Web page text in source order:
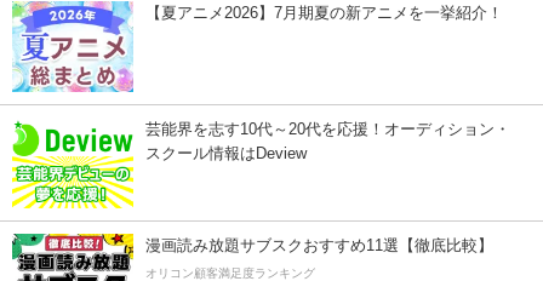
【夏アニメ2026】7月期夏の新アニメを一挙紹介！
芸能界を志す10代～20代を応援！オーディション・
スクール情報はDeview
漫画読み放題サブスクおすすめ11選【徹底比較】
オリコン顧客満足度ランキング